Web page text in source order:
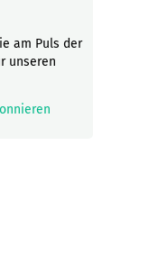
am Puls der
unseren